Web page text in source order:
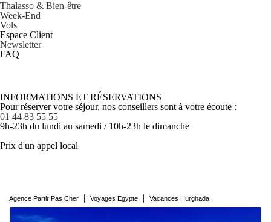
Thalasso & Bien-être
Week-End
Vols
Espace Client
Newsletter
FAQ
INFORMATIONS ET RÉSERVATIONS
Pour réserver votre séjour, nos conseillers sont à votre écoute :
01 44 83 55 55
9h-23h du lundi au samedi / 10h-23h le dimanche
Prix d'un appel local
Agence Partir Pas Cher | Voyages Egypte | Vacances Hurghada